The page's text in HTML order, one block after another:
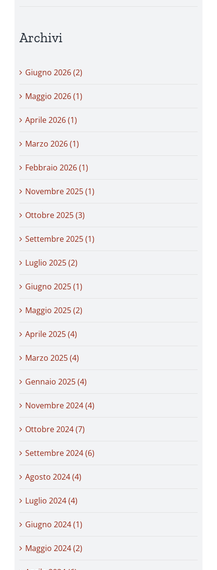
Archivi
Giugno 2026 (2)
Maggio 2026 (1)
Aprile 2026 (1)
Marzo 2026 (1)
Febbraio 2026 (1)
Novembre 2025 (1)
Ottobre 2025 (3)
Settembre 2025 (1)
Luglio 2025 (2)
Giugno 2025 (1)
Maggio 2025 (2)
Aprile 2025 (4)
Marzo 2025 (4)
Gennaio 2025 (4)
Novembre 2024 (4)
Ottobre 2024 (7)
Settembre 2024 (6)
Agosto 2024 (4)
Luglio 2024 (4)
Giugno 2024 (1)
Maggio 2024 (2)